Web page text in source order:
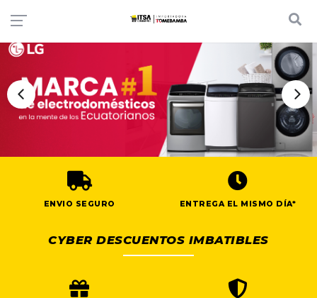
ENVIO SEGURO ENTREGA EL MISMO DÍA*
CYBER DESCUENTOS IMBATIBLES